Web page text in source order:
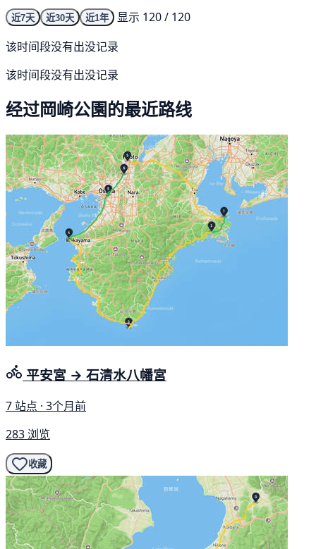
近7天 近30天 近1年
显示 120 / 120
该时间段没有出没记录
该时间段没有出没记录
经过岡崎公園的最近路线
平安宮 → 石清水八幡宮
7 站点 · 3个月前
283 浏览
收藏